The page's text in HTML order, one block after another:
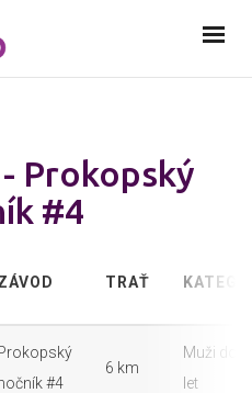
Prokopský
#4
TRAŤ
#4
6 km
Muži do
let